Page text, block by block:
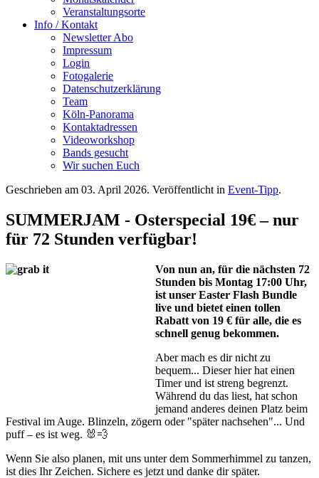
Veranstaltungsorte
Info / Kontakt
Newsletter Abo
Impressum
Login
Fotogalerie
Datenschutzerklärung
Team
Köln-Panorama
Kontaktadressen
Videoworkshop
Bands gesucht
Wir suchen Euch
Geschrieben am 03. April 2026. Veröffentlicht in Event-Tipp.
SUMMERJAM - Osterspecial 19€ – nur
für 72 Stunden verfügbar!
Von nun an, für die nächsten 72
Stunden bis Montag 17:00 Uhr,
ist unser Easter Flash Bundle
live und bietet einen tollen
Rabatt von 19 € für alle, die es
schnell genug bekommen.
Aber mach es dir nicht zu
bequem... Dieser hier hat einen
Timer und ist streng begrenzt.
Während du das liest, hat schon
jemand anderes deinen Platz beim
Festival im Auge. Blinzeln, zögern oder "später nachsehen"... Und
puff – es ist weg. 🐰💨
Wenn Sie also planen, mit uns unter dem Sommerhimmel zu tanzen,
ist dies Ihr Zeichen. Sichere es jetzt und danke dir später.